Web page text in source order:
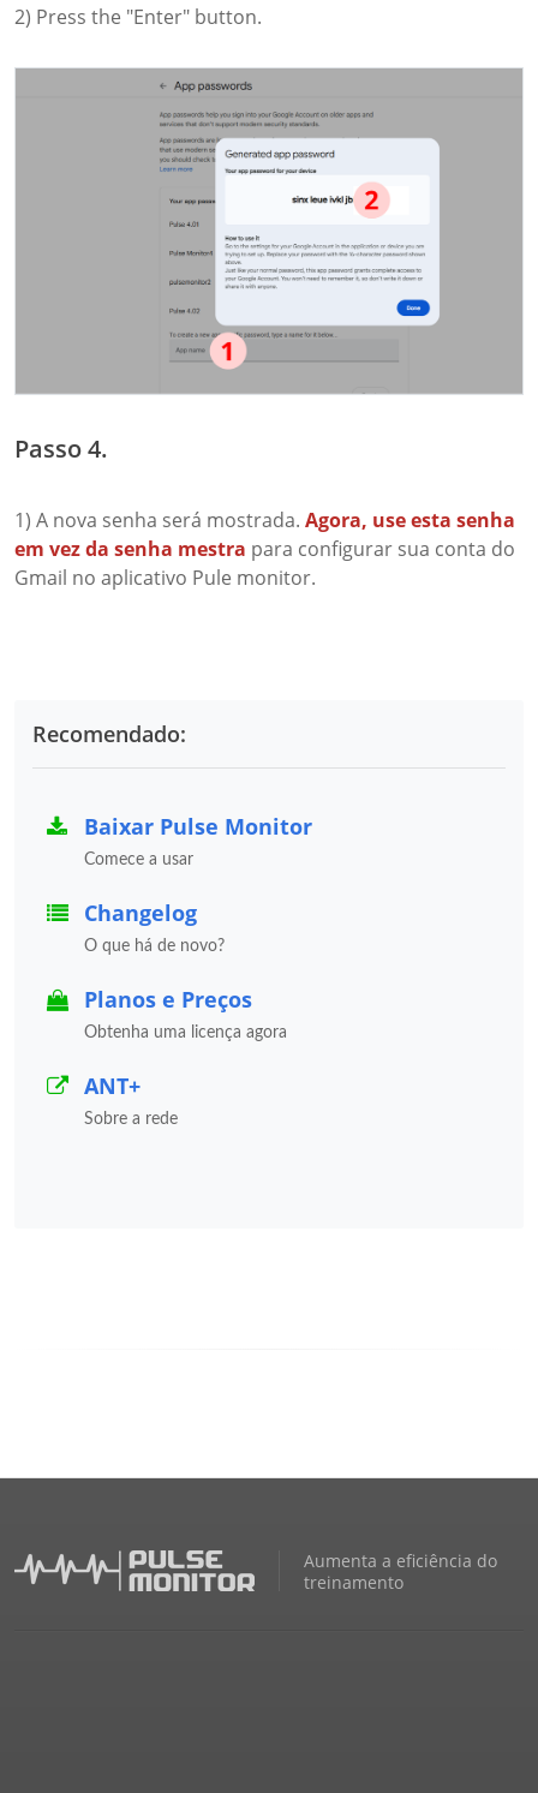
2) Press the "Enter" button.
Passo 4.
1) A nova senha será mostrada. Agora, use esta senha
em vez da senha mestra para configurar sua conta do
Gmail no aplicativo Pule monitor.
Recomendado:
Baixar Pulse Monitor
Comece a usar
Changelog
O que há de novo?
Planos e Preços
Obtenha uma licença agora
ANT+
Sobre a rede
Aumenta a eficiência do
treinamento